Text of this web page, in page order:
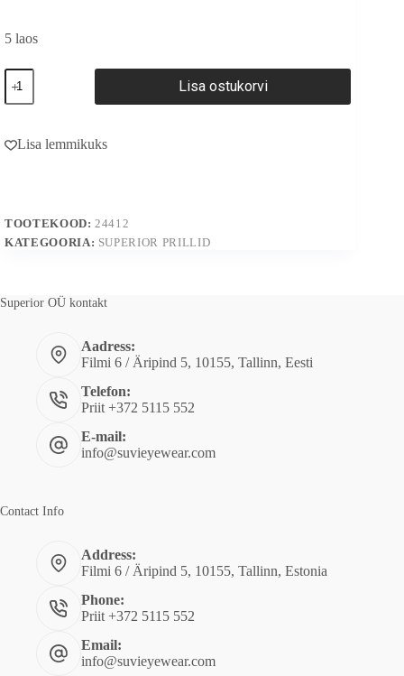
5 laos
24412
kogus
Lisa ostukorvi
t
t
i
Lisa lemmikuks
TOOTEKOOD: 24412
KATEGOORIA: SUPERIOR PRILLID
Superior OÜ kontakt
Aadress:
Filmi 6 / Äripind 5, 10155, Tallinn, Eesti
Telefon:
Priit +372 5115 552
E-mail:
info@suvieyewear.com
Contact Info
Address:
Filmi 6 / Äripind 5, 10155, Tallinn, Estonia
Phone:
Priit +372 5115 552
Email:
info@suvieyewear.com